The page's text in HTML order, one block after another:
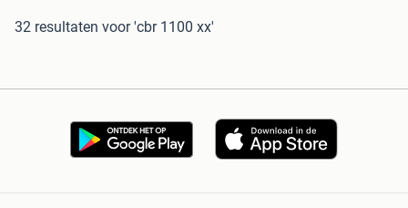
32 resultaten voor 'cbr 1100 xx'